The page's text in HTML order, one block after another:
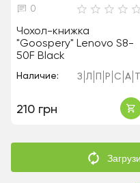
0
Чохол-книжка
"Goospery" Lenovo S8-
50F Black
Наличие: З Л Р С А
210 грн